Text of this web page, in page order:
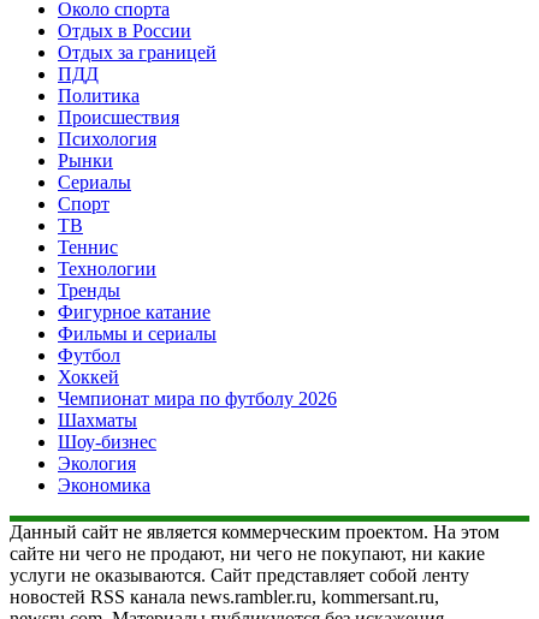
Около спорта
Отдых в России
Отдых за границей
ПДД
Политика
Происшествия
Психология
Рынки
Сериалы
Спорт
ТВ
Теннис
Технологии
Тренды
Фигурное катание
Фильмы и сериалы
Футбол
Хоккей
Чемпионат мира по футболу 2026
Шахматы
Шоу-бизнес
Экология
Экономика
Данный сайт не является коммерческим проектом. На этом
сайте ни чего не продают, ни чего не покупают, ни какие
услуги не оказываются. Сайт представляет собой ленту
новостей RSS канала news.rambler.ru, kommersant.ru,